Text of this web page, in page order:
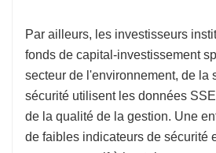
Par ailleurs, les investisseurs
fonds de capital-investissement
secteur de l'environnement, de la
sécurité utilisent les données
de la qualité de la gestion. Une
de faibles indicateurs de sécurité